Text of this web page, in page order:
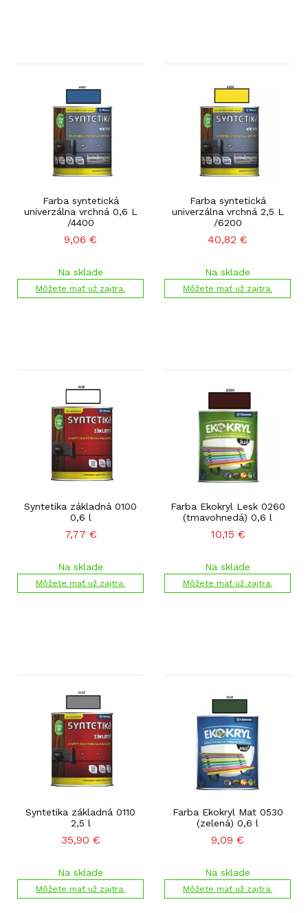
Farba syntetická
univerzálna vrchná 0,6 L
/4400
9,06 €
Na sklade
Môžete mať už zajtra.
Farba syntetická
univerzálna vrchná 2,5 L
/6200
40,82 €
Na sklade
Môžete mať už zajtra.
Syntetika základná 0100
0,6 l
7,77 €
Na sklade
Môžete mať už zajtra.
Farba Ekokryl Lesk 0260
(tmavohnedá) 0,6 l
10,15 €
Na sklade
Môžete mať už zajtra.
Syntetika základná 0110
2,5 l
35,90 €
Na sklade
Môžete mať už zajtra.
Farba Ekokryl Mat 0530
(zelená) 0,6 l
9,09 €
Na sklade
Môžete mať už zajtra.